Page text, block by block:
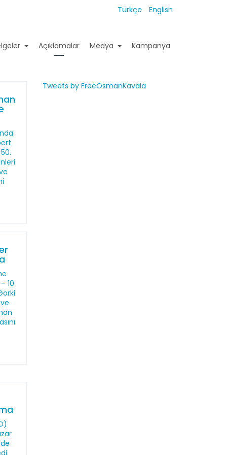
Türkçe English
Açıklamalar Medya Kampanya
10
Tweets by FreeOsmanKavala